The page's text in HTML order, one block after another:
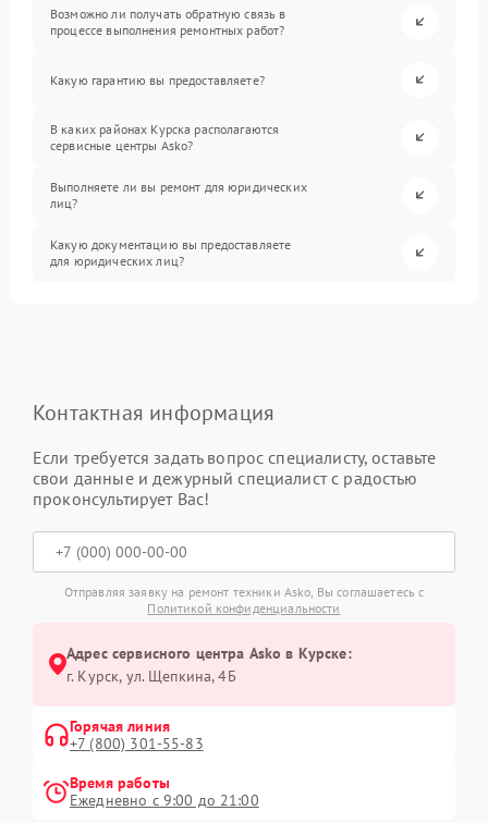
Возможно ли получать обратную связь в
процессе выполнения ремонтных работ?
Какую гарантию вы предоставляете?
В каких районах Курска располагаются
сервисные центры Asko?
Выполняете ли вы ремонт для юридических
лиц?
Какую документацию вы предоставляете
для юридических лиц?
Контактная информация
Если требуется задать вопрос специалисту, оставьте
свои данные и дежурный специалист с радостью
проконсультирует Вас!
Отправляя заявку на ремонт техники Asko, Вы соглашаетесь с
Политикой конфиденциальности
Адрес сервисного центра Asko в Курске:
г. Курск, ул. Щепкина, 4Б
Горячая линия
+7 (800) 301-55-83
Время работы
Ежедневно с 9:00 до 21:00